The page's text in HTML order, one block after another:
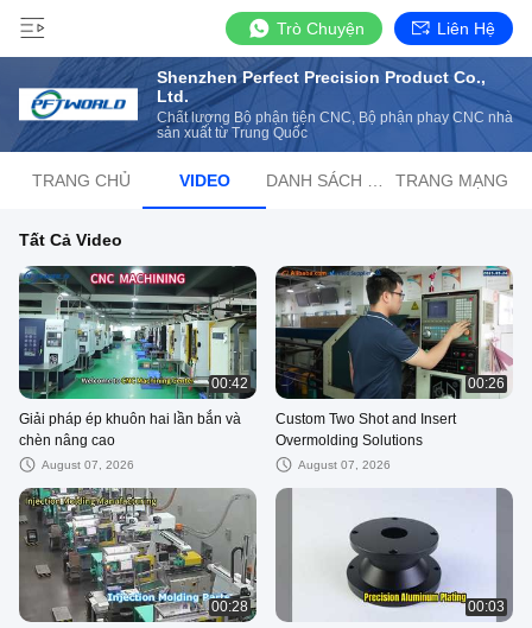
Trò Chuyện Liên Hệ
Shenzhen Perfect Precision Product Co.,
Ltd.
Chất lượng Bộ phận tiện CNC, Bộ phận phay CNC nhà
sản xuất từ ​​Trung Quốc
TRANG CHỦ VIDEO TRANG MẠNG
Tất Cả Video
00:42
Giải pháp ép khuôn hai lần bắn và
chèn nâng cao
August 07, 2026
00:26
Custom Two Shot and Insert
Overmolding Solutions
August 07, 2026
00:28 00:03